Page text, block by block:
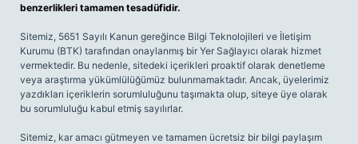
benzerlikleri tamamen tesadüfidir.
Sitemiz, 5651 Sayılı Kanun gereğince Bilgi Teknolojileri ve İletişim
Kurumu (BTK) tarafından onaylanmış bir Yer Sağlayıcı olarak hizmet
vermektedir. Bu nedenle, sitedeki içerikleri proaktif olarak denetleme
veya araştırma yükümlülüğümüz bulunmamaktadır. Ancak, üyelerimiz
yazdıkları içeriklerin sorumluluğunu taşımakta olup, siteye üye olarak
bu sorumluluğu kabul etmiş sayılırlar.
Sitemiz, kar amacı gütmeyen ve tamamen ücretsiz bir bilgi paylaşım